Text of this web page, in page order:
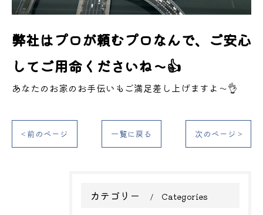
弊社はプロが頼むプロなんで、ご安心
してご用命くださいね～👍
あなたのお家のお手伝いもご満足差し上げますよ～👌
< 前のページ 一覧に戻る 次のページ >
カテゴリー Categories